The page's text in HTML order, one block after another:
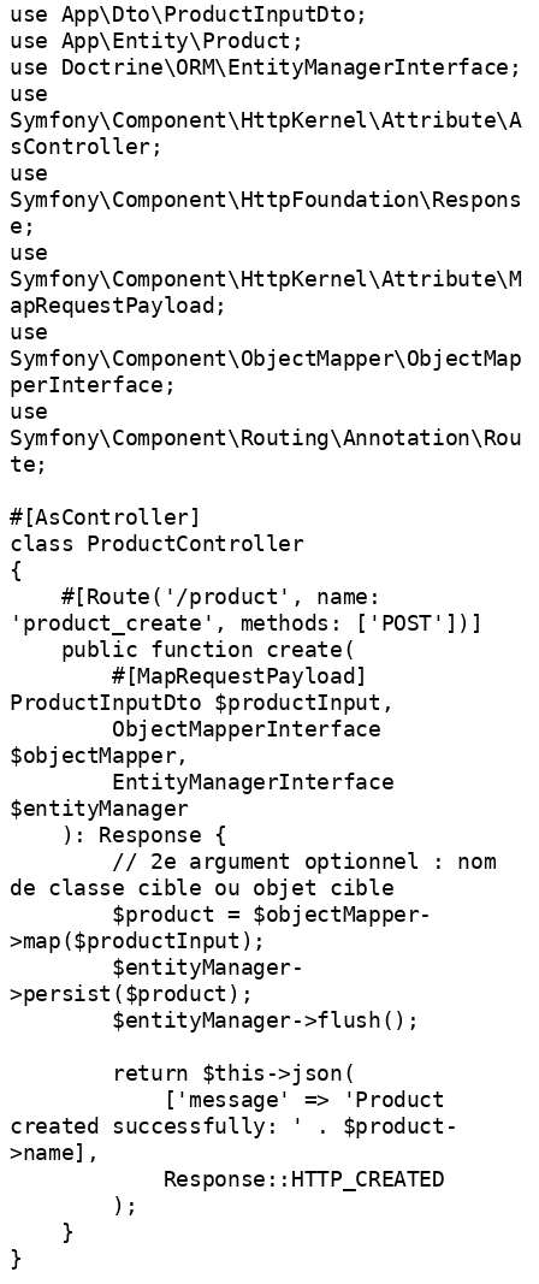
use App\Dto\ProductInputDto;
use App\Entity\Product;
use Doctrine\ORM\EntityManagerInterface;
use
Symfony\Component\HttpKernel\Attribute\A
sController;
use
Symfony\Component\HttpFoundation\Respons
e;
use
Symfony\Component\HttpKernel\Attribute\M
apRequestPayload;
use
Symfony\Component\ObjectMapper\ObjectMap
perInterface;
use
Symfony\Component\Routing\Annotation\Rou
te;
#[AsController]
class ProductController
{
'product_create', methods: ['POST'])]
        #[MapRequestPayload]
ProductInputDto $productInput,
$objectMapper,
$entityManager
de classe cible ou objet cible
>map($productInput);
>persist($product);
created successfully: ' . $product-
>name],